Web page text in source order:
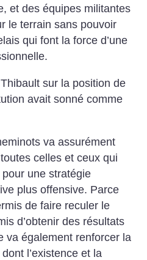
et des équipes militantes
le terrain sans pouvoir
qui font la force d’une
sur la position de
avait sonné comme
va assurément
celles et ceux qui
une stratégie
plus offensive. Parce
de faire reculer le
d’obtenir des résultats
va également renforcer la
l’existence et la